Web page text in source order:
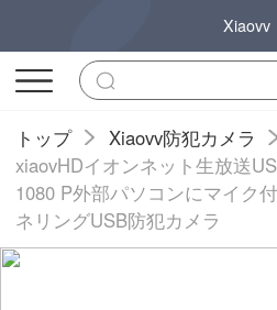
Xiaovv
トップ
Xiaovv防犯カメラ
xiaovHDイオンネット生放送
1080 P外部パソコンにマイク
ネリングUSB防犯カメラ